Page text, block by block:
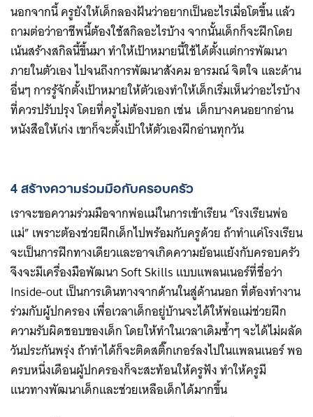
นอกจากนี้ ครูยังให้เด็กลองฝันว่าอยากเป็นอะไรเมื่อโตขึ้น แล้ว
ถามต่อว่าอาชีพนี้ต้องใช้สกิลอะไรบ้าง จากนั้นเด็กก็จะฝึกโดย
เน้นสร้างสกิลนี้ขึ้นมา ทำให้เป้าหมายนี้ใช้ได้ตั้งแต่การพัฒนา
ภายในตัวเอง ไปจนถึงการพัฒนาสังคม อารมณ์ จิตใจ และด้าน
อื่นๆ การรู้จักตั้งเป้าหมายให้ตัวเองทำให้เด็กเริ่มเห็นว่าอะไรบ้าง
ที่ควรปรับปรุง โดยที่ครูไม่ต้องบอก เช่น เด็กบางคนอยากอ่าน
หนังสือให้เก่ง เขาก็จะตั้งเป้าให้ตัวเองฝึกอ่านทุกวัน
4 สร้างความร่วมมือกับครอบครัว
เราจะขอความร่วมมือจากพ่อแม่ในการเข้าเรียน “โรงเรียนพ่อ
แม่” เพราะต้องช่วยฝึกเด็กไปพร้อมกับครูด้วย ถ้าทำแค่โรงเรียน
จะเป็นการฝึกทางเดียวและอาจเกิดความย้อนแย้งกับครอบครัว
จึงจะมีเครื่องมือพัฒนา Soft Skills แบบแพลนเนอร์ที่ชื่อว่า
Inside-out เป็นการเดินทางจากด้านในสู่ด้านนอก ที่ต้องทำงาน
ร่วมกับผู้ปกครอง เพื่อเวลาเด็กอยู่บ้านจะได้ให้พ่อแม่ช่วยฝึก
ความรับผิดชอบของเด็ก โดยให้ทำในเวลาเดิมซ้ำๆ จะได้ไม่ผลัด
วันประกันพรุ่ง ถ้าทำได้ก็จะติดสติ๊กเกอร์ลงไปในแพลนเนอร์ พอ
ครบหนึ่งเดือนผู้ปกครองก็จะสะท้อนให้ครูฟัง ทำให้ครูมี
แนวทางพัฒนาเด็กและช่วยเหลือเด็กได้มากขึ้น